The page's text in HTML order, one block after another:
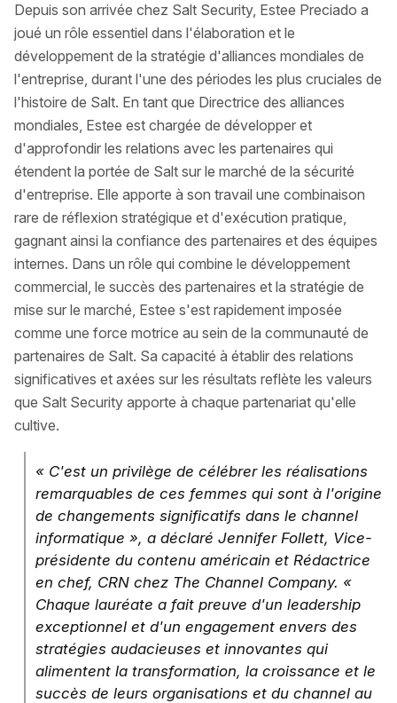
Depuis son arrivée chez Salt Security, Estee Preciado a
joué un rôle essentiel dans l'élaboration et le
développement de la stratégie d'alliances mondiales de
l'entreprise, durant l'une des périodes les plus cruciales de
l'histoire de Salt. En tant que Directrice des alliances
mondiales, Estee est chargée de développer et
d'approfondir les relations avec les partenaires qui
étendent la portée de Salt sur le marché de la sécurité
d'entreprise. Elle apporte à son travail une combinaison
rare de réflexion stratégique et d'exécution pratique,
gagnant ainsi la confiance des partenaires et des équipes
internes. Dans un rôle qui combine le développement
commercial, le succès des partenaires et la stratégie de
mise sur le marché, Estee s'est rapidement imposée
comme une force motrice au sein de la communauté de
partenaires de Salt. Sa capacité à établir des relations
significatives et axées sur les résultats reflète les valeurs
que Salt Security apporte à chaque partenariat qu'elle
cultive.
« C'est un privilège de célébrer les réalisations
remarquables de ces femmes qui sont à l'origine
de changements significatifs dans le channel
informatique », a déclaré Jennifer Follett, Vice-
présidente du contenu américain et Rédactrice
en chef, CRN chez The Channel Company. «
Chaque lauréate a fait preuve d'un leadership
exceptionnel et d'un engagement envers des
stratégies audacieuses et innovantes qui
alimentent la transformation, la croissance et le
succès de leurs organisations et du channel au